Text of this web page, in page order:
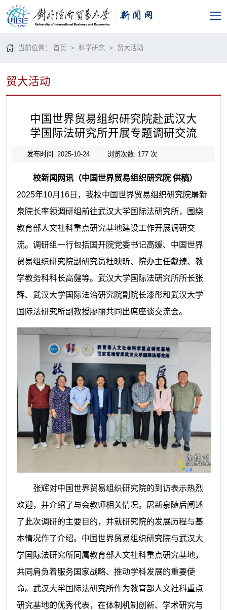
当前位置：首页 >科学研究 > 贸大活动
贸大活动
中国世界贸易组织研究院赴武汉大
学国际法研究所开展专题调研交流
发布时间: 2025-10-24 浏览次数: 177次
校新闻网讯（中国世界贸易组织研究院 供稿）
2025年10月16日，我校中国世界贸易组织研究院屠新
泉院长率领调研组前往武汉大学国际法研究所，围绕
教育部人文社科重点研究基地建设工作开展调研交
流。调研组一行包括国开院党委书记高媛、中国世界
贸易组织研究院副研究员杜映昕、
院办主任戴臻、教
学教务科科长高健等。武汉大学国际法研究所所长张
辉、武汉大学国际法治研究院副院长漆彤和武汉大学
国际法研究所副教授廖丽共同出席座谈交流会。
张辉对中国世界贸易组织研究院的到访表示热烈
欢迎，并介绍了与会教师相关情况。屠新泉随后阐述
了此次调研的主要目的，并就研究院的发展历程与基
本情况作了介绍。中国世界贸易组织研究院与武汉大
学国际法研究所同属教育部人文社科重点研究基地，
共同肩负着服务国家战略、推动学科发展的重要使
命。武汉大学国际法研究所作为教育部人文社科重点
研究基地的优秀代表，在体制机制创新、学术研究与